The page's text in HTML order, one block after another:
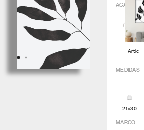
Obra Gráfica
Inspiración
Crea tu pared
ACABADO
Artic
MEDIDAS
21×30
MARCO